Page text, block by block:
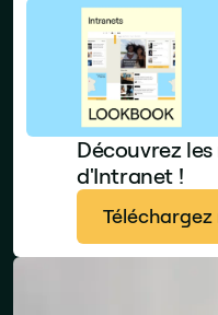
Découvrez
d'Intranet !